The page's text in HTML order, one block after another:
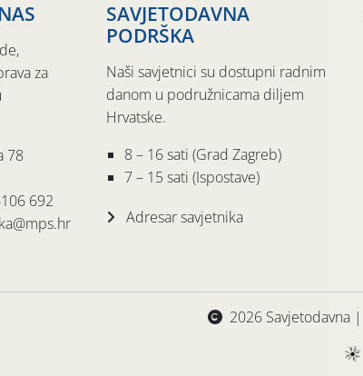
za
78
692
SAVJETODAVNA
PODRŠKA
Naši savjetnici su dostupni radnim
danom u podružnicama diljem
Hrvatske.
8 – 16 sati (Grad Zagreb)
7 – 15 sati (Ispostave)
Adresar savjetnika
2026 Savjetodavna